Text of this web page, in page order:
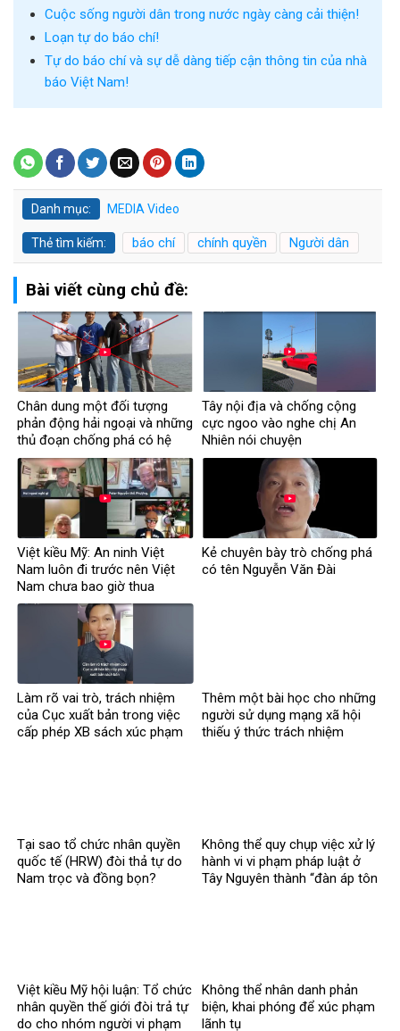
Cuộc sống người dân trong nước ngày càng cải thiện!
Loạn tự do báo chí!
Tự do báo chí và sự dễ dàng tiếp cận thông tin của nhà
báo Việt Nam!
Danh mục: MEDIA Video
Thẻ tìm kiếm: báo chí chính quyền Người dân
Bài viết cùng chủ đề:
Chân dung một đối tượng
phản động hải ngoại và những
thủ đoạn chống phá có hệ
thống
Tây nội địa và chống cộng
cực ngoo vào nghe chị An
Nhiên nói chuyện
Việt kiều Mỹ: An ninh Việt
Nam luôn đi trước nên Việt
Nam chưa bao giờ thua
Kẻ chuyên bày trò chống phá
có tên Nguyễn Văn Đài
Làm rõ vai trò, trách nhiệm
của Cục xuất bản trong việc
cấp phép XB sách xúc phạm
Thêm một bài học cho những
người sử dụng mạng xã hội
thiếu ý thức trách nhiệm
Tại sao tổ chức nhân quyền
quốc tế (HRW) đòi thả tự do
Nam trọc và đồng bọn?
Không thể quy chụp việc xử lý
hành vi vi phạm pháp luật ở
Tây Nguyên thành “đàn áp tôn
Việt kiều Mỹ hội luận: Tổ chức
nhân quyền thế giới đòi trả tự
do cho nhóm người vi phạm
Không thể nhân danh phản
biện, khai phóng để xúc phạm
lãnh tụ